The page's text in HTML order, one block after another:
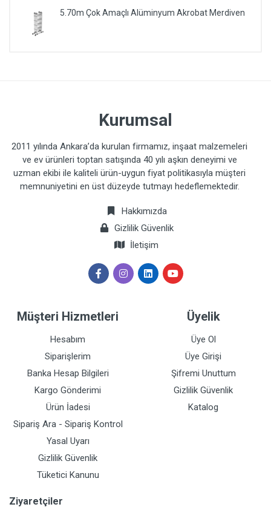
5.70m Çok Amaçlı Alüminyum Akrobat Merdiven
Kurumsal
2011 yılında Ankara’da kurulan firmamız, inşaat malzemeleri
ve ev ürünleri toptan satışında 40 yılı aşkın deneyimi ve
uzman ekibi ile kaliteli ürün-uygun fiyat politikasıyla müşteri
memnuniyetini en üst düzeyde tutmayı hedeflemektedir.
Hakkımızda
Gizlilik Güvenlik
İletişim
Müşteri Hizmetleri
Hesabım
Siparişlerim
Banka Hesap Bilgileri
Kargo Gönderimi
Ürün İadesi
Sipariş Ara - Sipariş Kontrol
Yasal Uyarı
Gizlilik Güvenlik
Tüketici Kanunu
Üyelik
Üye Ol
Üye Girişi
Şifremi Unuttum
Gizlilik Güvenlik
Katalog
Ziyaretçiler